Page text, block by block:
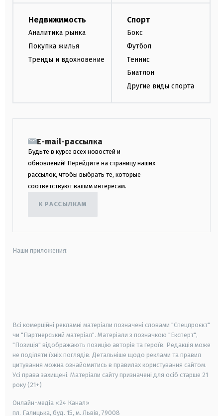
Недвижимость
Аналитика рынка
Покупка жилья
Тренды и вдохновение
Спорт
Бокс
Футбол
Теннис
Биатлон
Другие виды спорта
E-mail-рассылка
Будьте в курсе всех новостей и
обновлений! Перейдите на страницу наших
рассылок, чтобы выбрать те, которые
соответствуют вашим интересам.
К РАССЫЛКАМ
Наши приложения:
Всі комерційні рекламні матеріали позначені словами "Спецпроєкт"
чи "Партнерський матеріал". Матеріали з позначкою "Експерт",
"Позиція" відображають позицію авторів та героїв. Редакція може
не поділяти їхніх поглядів. Детальніше щодо реклами та правил
цитування можна ознайомитись в правилах користування сайтом.
Усі права захищені. Матеріали сайту призначені для осіб старше 21
року (21+)
Онлайн-медіа «24 Канал»
пл. Галицька, буд. 15, м. Львів, 79008